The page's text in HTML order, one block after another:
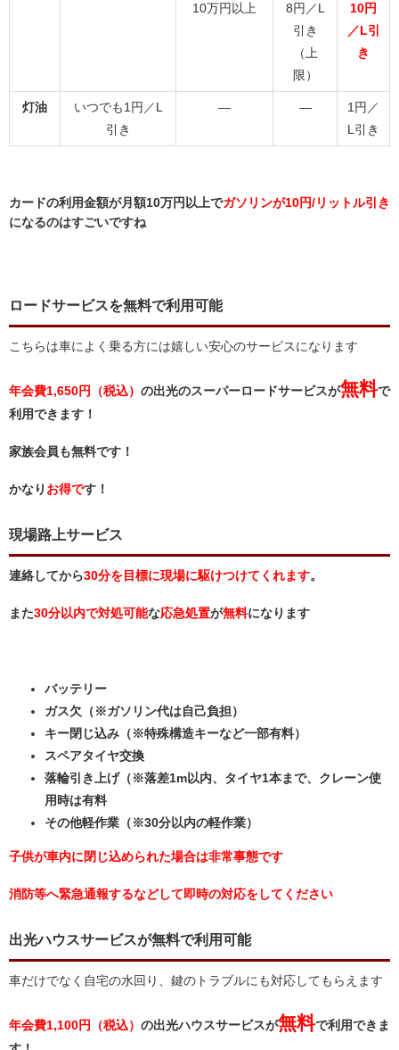
10万円以上
8円／L
引き
（上
限）
10円
／L引
き
灯油
いつでも1円／L
引き
― ―
1円／
L引き
カードの利用金額が月額10万円以上でガソリンが10円/リットル引き
になるのはすごいですね
ロードサービスを無料で利用可能
こちらは車によく乗る方には嬉しい安心のサービスになります
年会費1,650円（税込） の出光のスーパーロードサービスが無料で
利用できます！
家族会員も無料です！
かなり お得です！
現場路上サービス
連絡してから30分を目標に現場に駆けつけてくれます。
また30分以内で対処可能な応急処置が無料になります
バッテリー
ガス欠（※ガソリン代は自己負担）
キー閉じ込み（※特殊構造キーなど一部有料）
スペアタイヤ交換
落輪引き上げ（※落差1m以内、タイヤ1本まで、クレーン使
用時は有料
その他軽作業（※30分以内の軽作業）
子供が車内に閉じ込められた場合は非常事態です
消防等へ緊急通報するなどして即時の対応をしてください
出光ハウスサービスが無料で利用可能
車だけでなく自宅の水回り、鍵のトラブルにも対応してもらえます
年会費1,100円（税込） の出光ハウスサービスが無料で利用できま